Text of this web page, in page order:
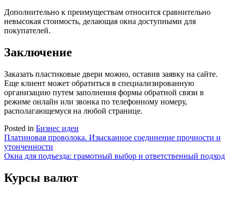
Дополнительно к преимуществам относится сравнительно
невысокая стоимость, делающая окна доступными для
покупателей.
Заключение
Заказать пластиковые двери можно, оставив заявку на сайте.
Еще клиент может обратиться в специализированную
организацию путем заполнения формы обратной связи в
режиме онлайн или звонка по телефонному номеру,
располагающемуся на любой странице.
Posted in Бизнес идеи
Навигация
по
Платиновая проволока. Изысканное соединение прочности и
утонченности
Окна для подъезда: грамотный выбор и ответственный подход
Курсы валют